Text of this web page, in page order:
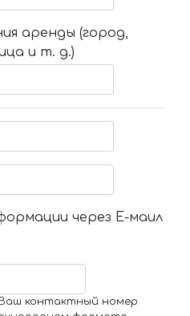
аренды (город,
и т. д.)
через Е-маил
контактный номер